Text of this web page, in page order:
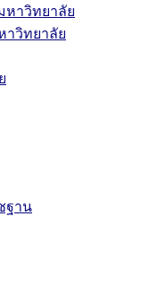
าวิทยาลัย
วิทยาลัย
ฐาน